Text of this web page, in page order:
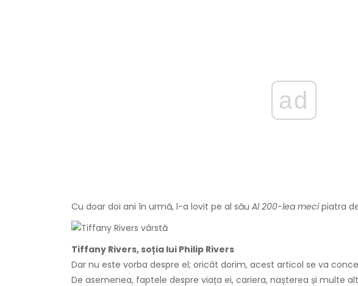
ad
Cu doar doi ani în urmă, l-a lovit pe al său Al 200-lea mecipiatra
Tiffany Rivers, soția lui Philip Rivers
Dar nu este vorba despre el; oricât dorim, acest articol se va
De asemenea, faptele despre viața ei, cariera, nașterea și multe